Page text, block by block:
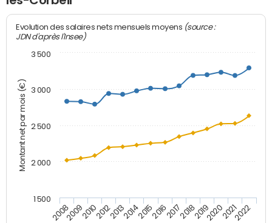
Montant net par mois (€)
Evolution des salaires nets mensuels moyens (source :
JDN d'après l'Insee)
20082009201020122013201420152016201720182019202020212022
1 500
2 000
2 500
3 000
3 500